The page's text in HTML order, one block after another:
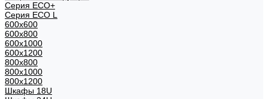
Серия ECO+
Серия ECO L
600x600
600x800
600х1000
600х1200
800x800
800х1000
800х1200
Шкафы 18U